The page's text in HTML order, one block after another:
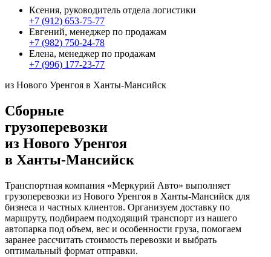
Ксения, руководитель отдела логистики
+7 (912) 653-75-77
Евгений, менеджер по продажам
+7 (982) 750-24-78
Елена, менеджер по продажам
+7 (996) 177-23-77
из Нового Уренгоя в Ханты-Мансийск
Сборные
грузоперевозки
из Нового Уренгоя
в Ханты-Мансийск
Транспортная компания «Меркурий Авто» выполняет
грузоперевозки из Нового Уренгоя в Ханты-Мансийск для
бизнеса и частных клиентов. Организуем доставку по
маршруту, подбираем подходящий транспорт из нашего
автопарка под объем, вес и особенности груза, помогаем
заранее рассчитать стоимость перевозки и выбрать
оптимальный формат отправки.